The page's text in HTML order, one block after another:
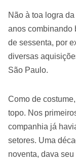
Não à toa logra
anos combinando
de sessenta, por
diversas
São Paulo.
Como de
topo. Nos
companhia já
setores. Uma
noventa, dava